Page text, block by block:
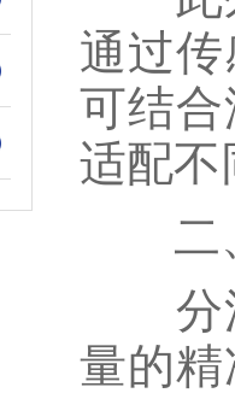
通过
可结
适配不
二、
分流
量的